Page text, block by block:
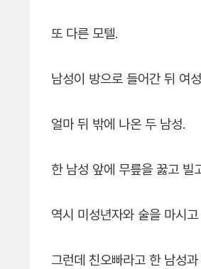
또 다른 모텔.
남성이 방으로 들어간 뒤 여
얼마 뒤 밖에 나온 두 남성.
한 남성 앞에 무릎을 꿇고 빌
역시 미성년자와 술을 마시
그런데 친오빠라고 한 남성